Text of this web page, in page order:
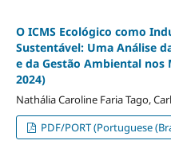
O ICMS Ecológico como
Sustentável: Uma Análise
e da Gestão Ambiental nos
2024)
Nathália Caroline Faria Tago,
PDF/PORT (Portuguese